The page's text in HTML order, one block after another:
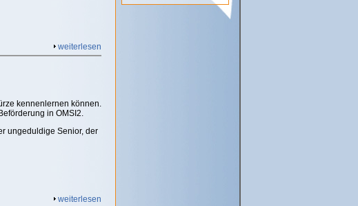
weiterlesen
kennenlernen können.
in OMSI2.
ungeduldige Senior, der
weiterlesen